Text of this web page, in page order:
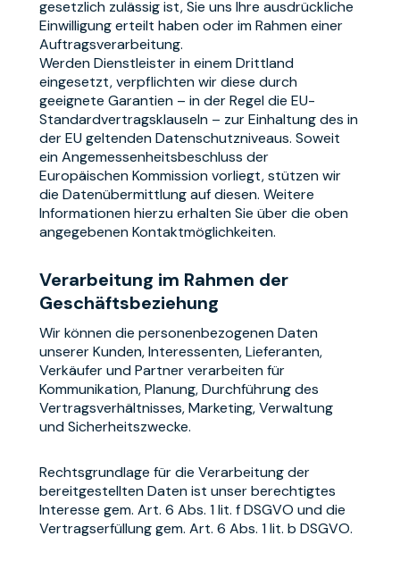
gesetzlich zulässig ist, Sie uns Ihre ausdrückliche
Einwilligung erteilt haben oder im Rahmen einer
Auftragsverarbeitung.
Werden Dienstleister in einem Drittland
eingesetzt, verpflichten wir diese durch
geeignete Garantien – in der Regel die EU-
Standardvertragsklauseln – zur Einhaltung des in
der EU geltenden Datenschutzniveaus. Soweit
ein Angemessenheitsbeschluss der
Europäischen Kommission vorliegt, stützen wir
die Datenübermittlung auf diesen. Weitere
Informationen hierzu erhalten Sie über die oben
angegebenen Kontaktmöglichkeiten.
Verarbeitung im Rahmen der
Geschäftsbeziehung
Wir können die personenbezogenen Daten
unserer Kunden, Interessenten, Lieferanten,
Verkäufer und Partner verarbeiten für
Kommunikation, Planung, Durchführung des
Vertragsverhältnisses, Marketing, Verwaltung
und Sicherheitszwecke.
Rechtsgrundlage für die Verarbeitung der
bereitgestellten Daten ist unser berechtigtes
Interesse gem. Art. 6 Abs. 1 lit. f DSGVO und die
Vertragserfüllung gem. Art. 6 Abs. 1 lit. b DSGVO.